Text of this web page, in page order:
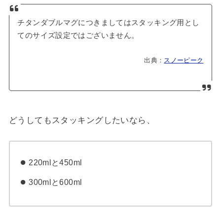
チタンダブルマグにつきましてはスタッキング用とし
てのサイズ設定ではございません。
出典： スノーピーク
どうしてもスタッキングしたいなら、
220mlと450ml
300mlと600ml